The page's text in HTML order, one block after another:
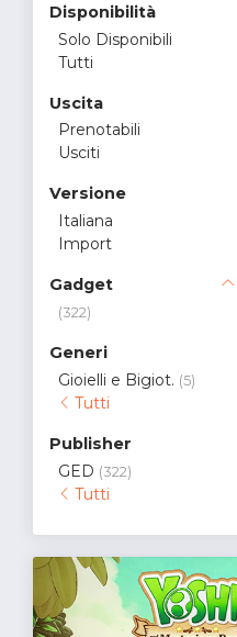
Disponibilità
Solo Disponibili
Tutti
Uscita
Prenotabili
Usciti
Versione
Italiana
Import
Gadget
(322)
Generi
Gioielli e Bigiot. (5)
Tutti
Publisher
GED (322)
Tutti